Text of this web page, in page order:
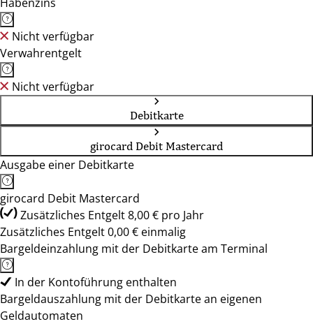
Nicht verfügbar
Verwahrentgelt
Nicht verfügbar
Debitkarte
girocard Debit Mastercard
Ausgabe einer Debitkarte
girocard Debit Mastercard
Zusätzliches Entgelt 8,00 € pro Jahr
Zusätzliches Entgelt 0,00 € einmalig
Bargeldeinzahlung mit der Debitkarte am Terminal
In der Kontoführung enthalten
Bargeldauszahlung mit der Debitkarte an eigenen
Geldautomaten